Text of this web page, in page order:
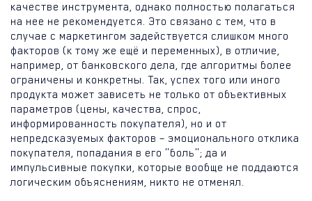
качестве инструмента, однако полностью полагаться
на нее не рекомендуется. Это связано с тем, что в
случае с маркетингом задействуется слишком много
факторов (к тому же ещё и переменных), в отличие,
например, от банковского дела, где алгоритмы более
ограничены и конкретны. Так, успех того или иного
продукта может зависеть не только от объективных
параметров (цены, качества, спрос,
информированность покупателя), но и от
непредсказуемых факторов – эмоционального отклика
покупателя, попадания в его "боль"; да и
импульсивные покупки, которые вообще не поддаются
логическим объяснениям, никто не отменял.